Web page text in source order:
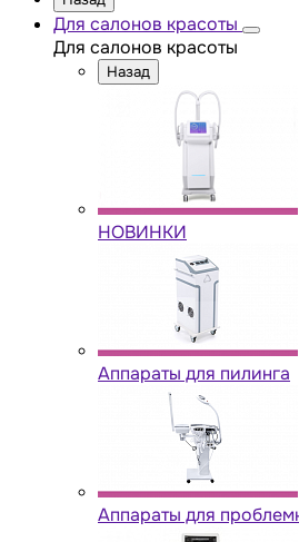
Для салонов красоты
Для салонов красоты
Назад
НОВИНКИ
Аппараты для пилинга
Аппараты для